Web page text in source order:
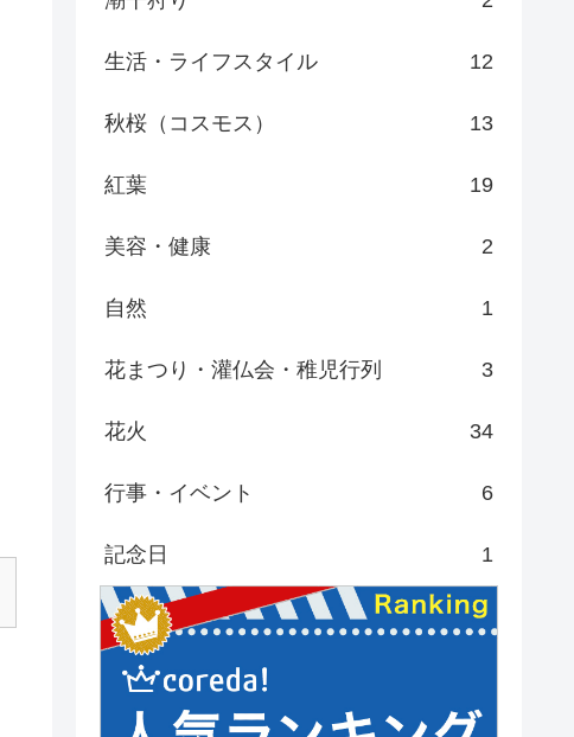
生活・ライフスタイル 12
秋桜（コスモス） 13
紅葉 19
美容・健康 2
自然 1
花まつり・灌仏会・稚児行列 3
花火 34
行事・イベント 6
記念日 1